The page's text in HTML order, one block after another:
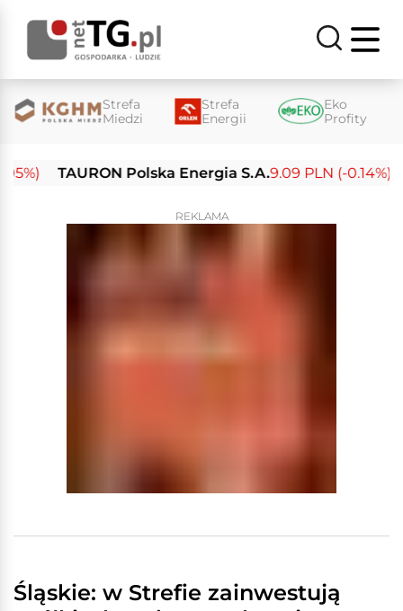
Strefa
Miedzi
Strefa
Energii
Eko
Profity
TAURON Polska Energia S.A. 9.09 PLN (-0.14%)
REKLAMA
Śląskie: w Strefie zainwestują